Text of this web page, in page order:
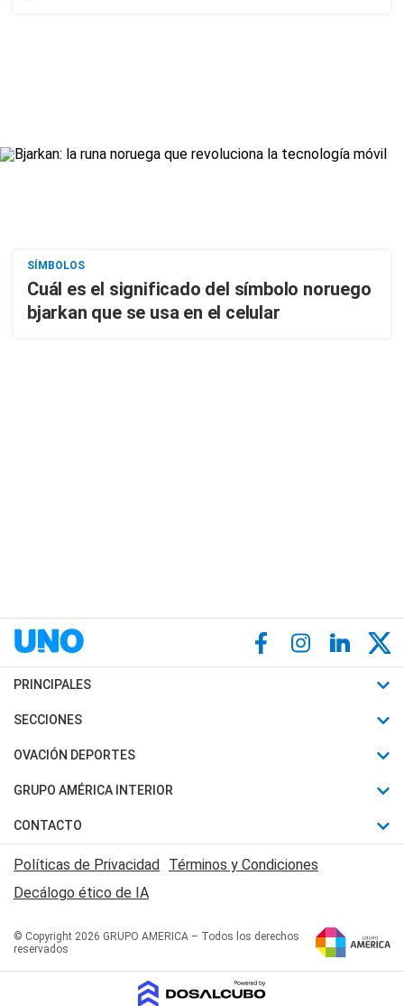
SÍMBOLOS
Cuál es el significado del símbolo noruego
bjarkan que se usa en el celular
PRINCIPALES
Últimas Noticias
Política
Judiciales
Economia
SECCIONES
Horóscopo
Motores
Trucos caseros
Series y Películas
Edictos y Solicitadas
OVACIÓN DEPORTES
Fútbol
Mundial
Automovilismo
Rugby
Básquet
GRUPO AMÉRICA INTERIOR
Canal 7 en Vivo
San Juan 8
CONTACTO
Acerca de Nosotros
Contactanos
Políticas de Privacidad Términos y Condiciones
Decálogo ético de IA
© Copyright 2026 GRUPO AMERICA – Todos los derechos
reservados